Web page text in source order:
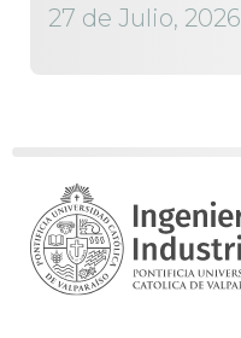
27 de Julio, 2026